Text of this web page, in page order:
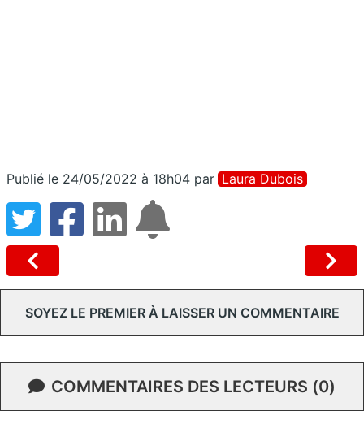
Publié le 24/05/2022 à 18h04 par Laura Dubois
SOYEZ LE PREMIER À LAISSER UN COMMENTAIRE
COMMENTAIRES DES LECTEURS (0)